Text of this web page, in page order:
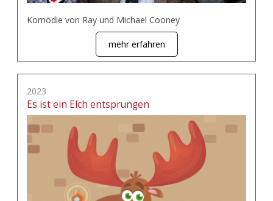
Komödie von Ray und Michael Cooney
mehr erfahren
2023
Es ist ein Elch entsprungen